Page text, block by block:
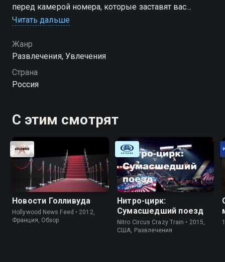
перед камерой номера, которые заставят вас
задыхаться от хохота. Козы катаются на лошадях,
джакузи
Посмотреть онлайн 2024 сезон сериала Улётные
животные вы можете совершенно бесплатно в
Читать дальше
Жанр
Развлечения, Увлечения
Страна
Россия
С этим смотрят
Новости Голливуда
Hollywood News Feed • 2012,
Франция, Обзор
Нитро-цирк:
Сумасшедший поезд
Nitro Circus Crazy Train • 2015,
США, Развлечения